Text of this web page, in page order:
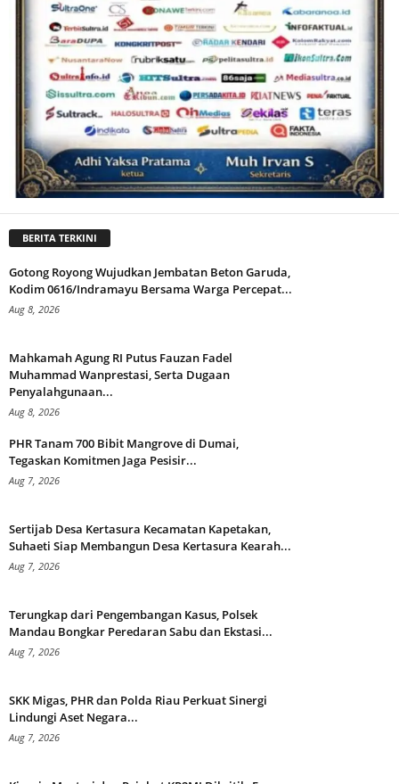
BERITA TERKINI
Gotong Royong Wujudkan Jembatan Beton Garuda,
Kodim 0616/Indramayu Bersama Warga Percepat...
Aug 8, 2026
Mahkamah Agung RI Putus Fauzan Fadel
Muhammad Wanprestasi, Serta Dugaan
Penyalahgunaan...
Aug 8, 2026
PHR Tanam 700 Bibit Mangrove di Dumai,
Tegaskan Komitmen Jaga Pesisir...
Aug 7, 2026
Sertijab Desa Kertasura Kecamatan Kapetakan,
Suhaeti Siap Membangun Desa Kertasura Kearah...
Aug 7, 2026
Terungkap dari Pengembangan Kasus, Polsek
Mandau Bongkar Peredaran Sabu dan Ekstasi...
Aug 7, 2026
SKK Migas, PHR dan Polda Riau Perkuat Sinergi
Lindungi Aset Negara...
Aug 7, 2026